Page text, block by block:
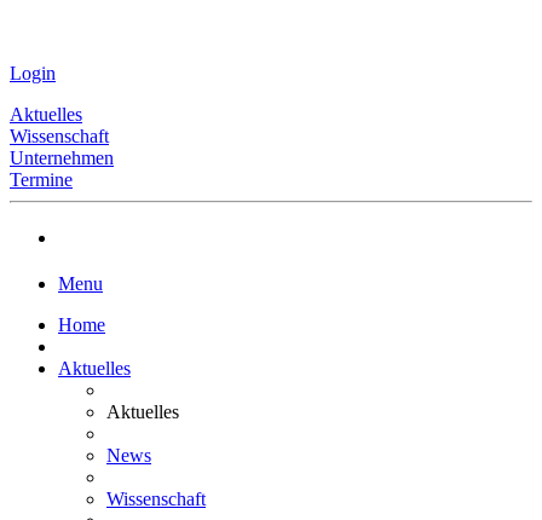
Login
Aktuelles
Wissenschaft
Unternehmen
Termine
Menu
Home
Aktuelles
Aktuelles
News
Wissenschaft